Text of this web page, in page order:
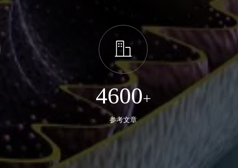
ꀶ
4600+
参考文章